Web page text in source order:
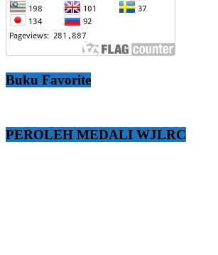
Buku Favorite
PEROLEH MEDALI WJLRC